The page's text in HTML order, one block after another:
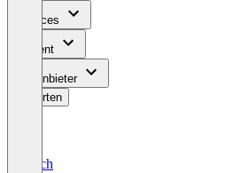
Services
Content
Für Anbieter
Bewerten
Deutsch